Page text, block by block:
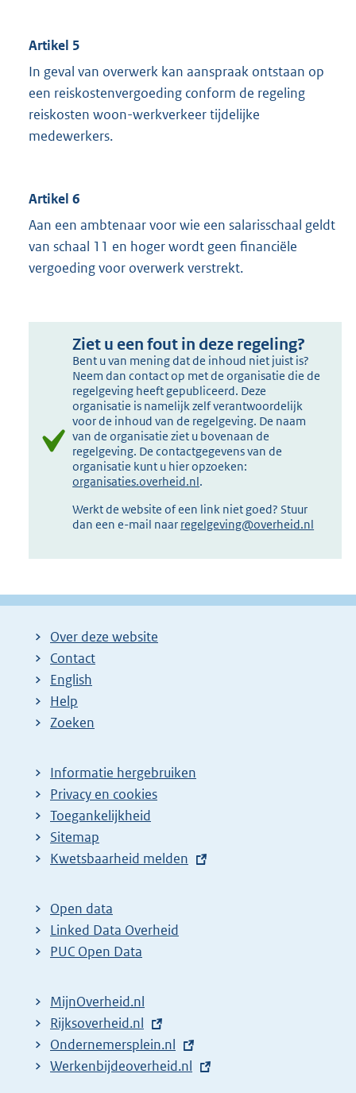
Artikel 5
In geval van overwerk kan aanspraak ontstaan op
een reiskostenvergoeding conform de regeling
reiskosten woon-werkverkeer tijdelijke
medewerkers.
Artikel 6
Aan een ambtenaar voor wie een salarisschaal geldt
van schaal 11 en hoger wordt geen financiële
vergoeding voor overwerk verstrekt.
Ziet u een fout in deze regeling?
Bent u van mening dat de inhoud niet juist is?
Neem dan contact op met de organisatie die de
regelgeving heeft gepubliceerd. Deze
organisatie is namelijk zelf verantwoordelijk
voor de inhoud van de regelgeving. De naam
van de organisatie ziet u bovenaan de
regelgeving. De contactgegevens van de
organisatie kunt u hier opzoeken:
organisaties.overheid.nl.
Werkt de website of een link niet goed? Stuur
dan een e-mail naar regelgeving@overheid.nl
Over deze website
Contact
English
Help
Zoeken
Informatie hergebruiken
Privacy en cookies
Toegankelijkheid
Sitemap
E
t
e
r
l
i
n
k
Kwetsbaarheid melden
Open data
Linked Data Overheid
PUC Open Data
MijnOverheid.nl
E
x
t
Rijksoverheid.nl
E
x
Ondernemersplein.nl
E
Werkenbijdeoverheid.nl